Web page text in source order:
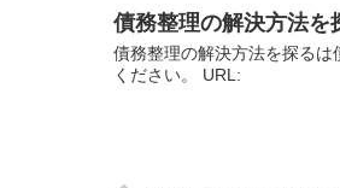
債務整理の解決方法を
債務整理の解決方法を探る
ください。 URL: